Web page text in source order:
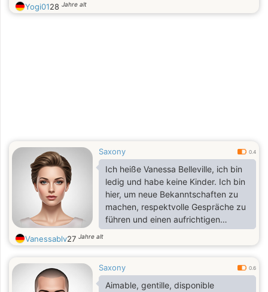
Yogi0128 Jahre alt
Saxony 0.4
Ich heiße Vanessa Belleville, ich bin
ledig und habe keine Kinder. Ich bin
hier, um neue Bekanntschaften zu
machen, respektvolle Gespräche zu
führen und einen aufrichtigen
Menschen kennenzulernen. Wenn
die Chemie stimmt, wünsche ich mir
dauerhafte Beziehung.
Vanessablv27 Jahre alt
Saxony 0.6
Aimable, gentille, disponible